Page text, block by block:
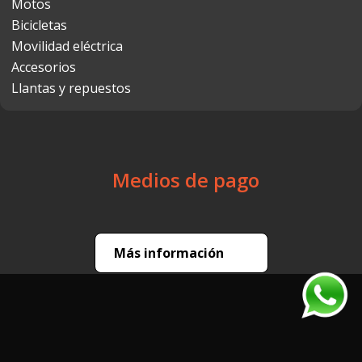
Motos
Bicicletas
Movilidad eléctrica
Accesorios
Llantas y repuestos
Medios de pago
Más información